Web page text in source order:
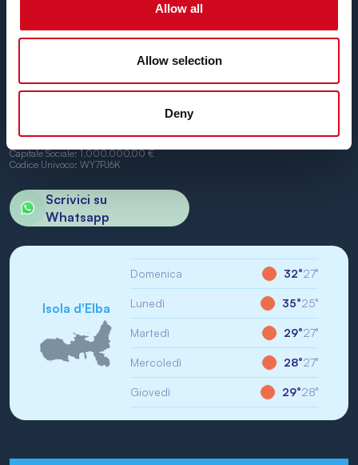
Allow all
Allow selection
Deny
Sede Legale: Portoferraio (LI) Calata Italia 22
P.IVA/CF: IT01968710994
Capitale Sociale: 1.000.000,00 €
Codice Univoco: WY7PJ6K
Scrivici su
Whatsapp
Isola d'Elba
Domenica 32°27°
Lunedì 35°25°
Martedì 29°27°
Mercoledì 28°27°
Giovedì 29°28°